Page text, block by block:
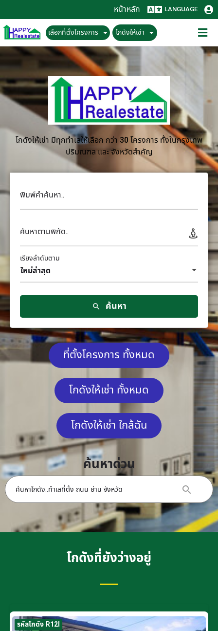
หน้าหลัก LANGUAGE
เลือกที่ตั้งโครงการ โกดังให้เช่า
โกดังให้เช่า มีทุกทำเลให้เลือก กว่า 30 โครงการ ทั้งในกรุงเทพ
ปริมณฑล และ จังหวัดสำคัญ
พิมพ์คำค้นหา..
ค้นหาตามพิกัด..
ใหม่ล่าสุด
เรียงลำดับตาม
ค้นหา
ที่ตั้งโครงการ ทั้งหมด
โกดังให้เช่า ทั้งหมด
โกดังให้เช่า ใกล้ฉัน
ค้นหาด่วน
โกดังที่ยังว่างอยู่
รหัสโกดัง R12I